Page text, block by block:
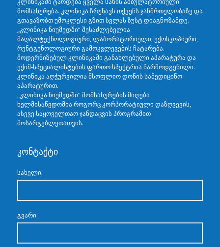
მომსახურება. კლინიკა ზრუნავს თქვენს ჯანმრთელობაზე და
გთავაზობთ უმოკლესი გზით სვლას ზუსტ დიაგნოზამდე.
„კლინიკა ნიუმედში“ შესაძლებელია
მაღალტექნოლოგიური, ლაბორატორიული, ექოსკოპიური,
რენტგენოლოგიური გამოკვლევების ჩატარება.
მოდერნიზებულ კლინიკაში განახლებული აპარატურა და
ექიმ-სპეციალისტების ფართო სპექტრია წარმოდგენილი.
კლინიკა აღჭურვილია მსოფლიო დონის სამედიცინო
აპარატურით.
„კლინიკა ნიუმედში“ მომსახურების მიღება
ხელმისაწვდომია როგორც კორპორატიული დაზღვევის,
ასევე საყოველთაო ჯანდაცვის პროგრამით
მოსარგებლეთათვის.
კონტაქტი
სახელი:
გვარი: